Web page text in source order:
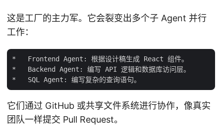
这是工厂的主力军。它会裂变出多个子 Agent 并行
工作：
*   Frontend Agent: 根据设计稿生成 React 组件。
*   Backend Agent: 编写 API 逻辑和数据库访问层。
它们通过 GitHub 或共享文件系统进行协作，像真实
团队一样提交 Pull Request。